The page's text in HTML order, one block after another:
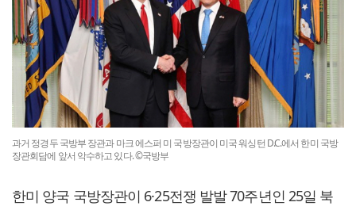
과거 정경두 국방부 장관과 마크 에스퍼 미 국방장관이 미국 워싱턴 D.C.에서 한미 국방
장관회담에 앞서 악수하고 있다. ©국방부
한미 양국 국방장관이 6·25전쟁 발발 70주년인 25일 북